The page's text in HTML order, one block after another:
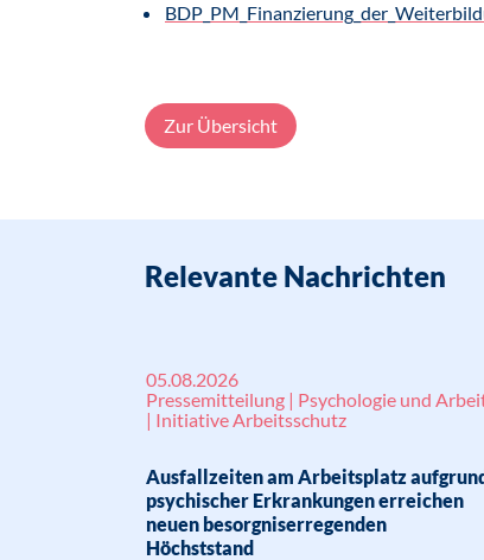
Zur Übersicht
Relevante Nachrichten
05.08.2026
Pressemitteilung | Psychologie und
| Initiative Arbeitsschutz
Ausfallzeiten am Arbeitsplatz
psychischer Erkrankungen erreichen
neuen besorgniserregenden
Höchststand